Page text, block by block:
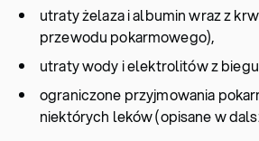
utraty żelaza i albumin wraz z
przewodu pokarmowego),
utraty wody i elektrolitów z
ograniczone przyjmowania
niektórych leków (opisane w